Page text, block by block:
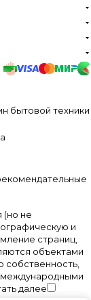
бытовой техники
(но не
и
страниц,
объектами
собственность,
далее